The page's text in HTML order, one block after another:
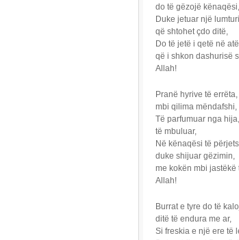
do të gëzojë kënaqësi,
Duke jetuar një lumturi
që shtohet çdo ditë,
Do të jetë i qetë në
që i shkon dashurisë
Allah!
Pranë hyrive të errëta,
mbi qilima mëndafshi,
Të parfumuar nga hija,
të mbuluar,
Në kënaqësi të
duke shijuar gëzimin,
me kokën mbi jastëkë
Allah!
Burrat e tyre do të
ditë të endura me ar,
Si freskia e një ere të